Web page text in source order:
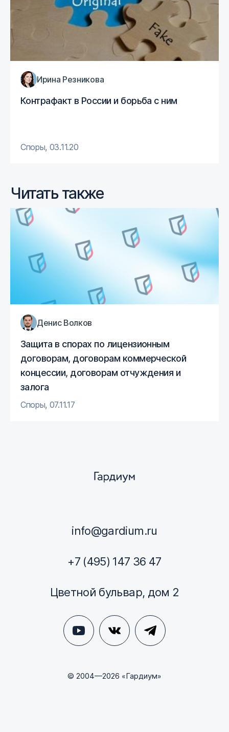
Контрафакт в России и борьба с ним
Ирина Резникова
Споры, 03.11.20
Читать также
Защита в спорах по лицензионным
договорам, договорам коммерческой
концессии, договорам отчуждения и
залога
Денис Волков
Споры, 07.11.17
info@gardium.ru
+7 (495) 147 36 47
Цветной бульвар, дом 2
© 2004—2026 «Гардиум»